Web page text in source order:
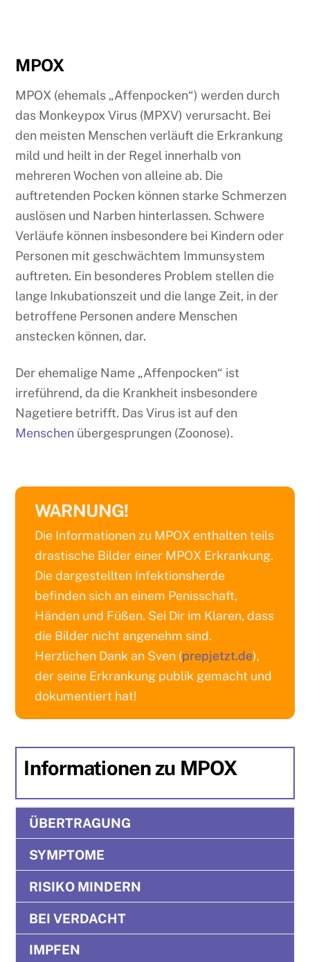
MPOX
MPOX (ehemals „Affenpocken“) werden durch
das Monkeypox Virus (MPXV) verursacht. Bei
den meisten Menschen verläuft die Erkrankung
mild und heilt in der Regel innerhalb von
mehreren Wochen von alleine ab. Die
auftretenden Pocken können starke Schmerzen
auslösen und Narben hinterlassen. Schwere
Verläufe können insbesondere bei Kindern oder
Personen mit geschwächtem Immunsystem
auftreten. Ein besonderes Problem stellen die
lange Inkubationszeit und die lange Zeit, in der
betroffene Personen andere Menschen
anstecken können, dar.
Der ehemalige Name „Affenpocken“ ist
irreführend, da die Krankheit insbesondere
Nagetiere betrifft. Das Virus ist auf den
Menschen übergesprungen (Zoonose).
WARNUNG!
Die Informationen zu MPOX enthalten teils
drastische Bilder einer MPOX Erkrankung.
Die dargestellten Infektionsherde
befinden sich an einem Penisschaft,
Händen und Füßen. Sei Dir im Klaren, dass
die Bilder nicht angenehm sind.
Herzlichen Dank an Sven (prepjetzt.de),
der seine Erkrankung publik gemacht und
dokumentiert hat!
Informationen zu MPOX
ÜBERTRAGUNG
SYMPTOME
RISIKO MINDERN
BEI VERDACHT
IMPFEN